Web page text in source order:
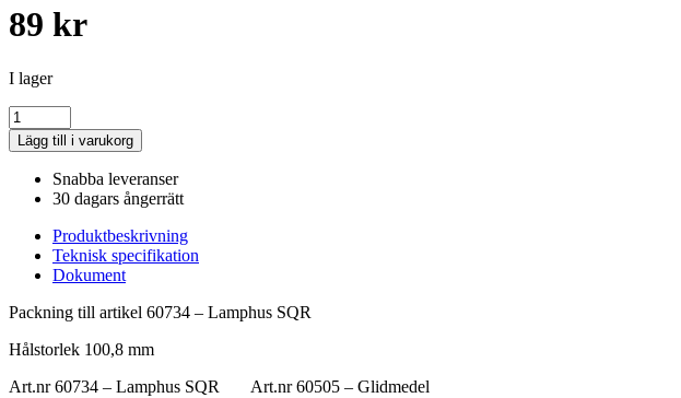
89 kr
I lager
Packning
Lamphus
SQR
mängd
Lägg till i varukorg
Snabba leveranser
30 dagars ångerrätt
Produktbeskrivning
Teknisk specifikation
Dokument
Packning till artikel 60734 – Lamphus SQR
Hålstorlek 100,8 mm
Art.nr 60734 – Lamphus SQR Art.nr 60505 – Glidmedel